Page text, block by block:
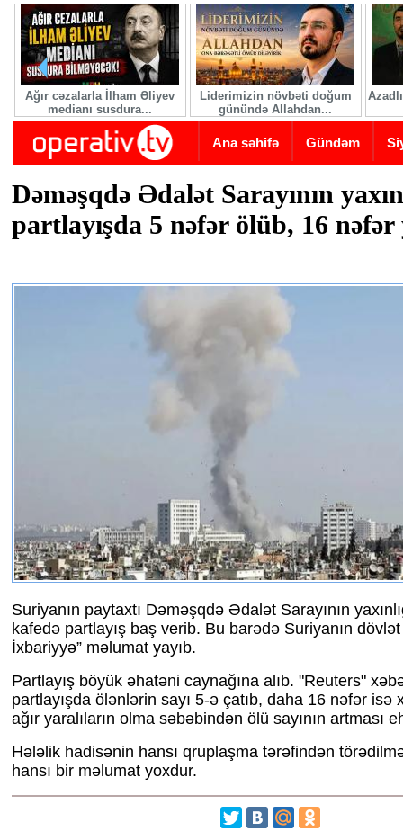
Skip to main content
Ağır cəzalarla İlham Əliyev
medianı susdura...
Liderimizin növbəti doğum
günündə Allahdan...
Ana səhifə Gündəm
Dəməşqdə Ədalət Sarayının
partlayışda 5 nəfər ölüb, 16 nəfər
Suriyanın paytaxtı Dəməşqdə Ədalət Sarayının
kafedə partlayış baş verib. Bu barədə Suriyanın
İxbariyyə” məlumat yayıb.
Partlayış böyük əhatəni caynağına alıb. "Reuters"
partlayışda ölənlərin sayı 5-ə çatıb, daha 16 nəfər isə
ağır yaralıların olma səbəbindən ölü sayının artması
Hələlik hadisənin hansı qruplaşma tərəfindən
hansı bir məlumat yoxdur.